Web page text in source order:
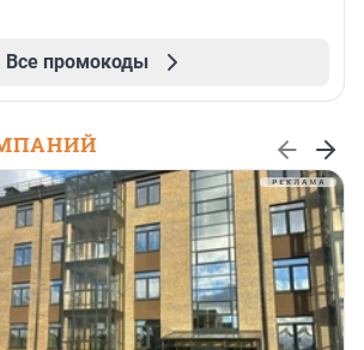
Все промокоды